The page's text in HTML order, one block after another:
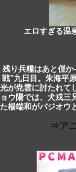
エロすぎる温
残り兵糧はあと僅
戦”九日目。朱海平
光が尭雲に討たれて
ョウ陽では、犬戎三
た楊端和がバジオウ
⇒ア